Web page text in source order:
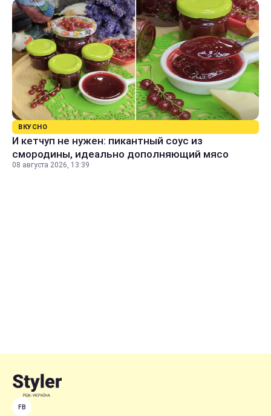
ВКУСНО
И кетчуп не нужен: пикантный соус из
смородины, идеально дополняющий мясо
08 августа 2026, 13:39
FB